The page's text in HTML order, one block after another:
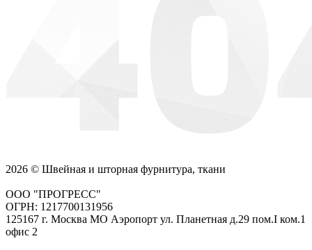
2026 © Швейная и шторная фурнитура, ткани
ООО "ПРОГРЕСС"
ОГРН: 1217700131956
125167 г. Москва МО Аэропорт ул. Планетная д.29 пом.I ком.1
офис 2